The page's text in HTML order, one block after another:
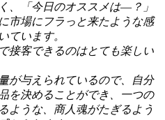
、「今日のオススメは―？」
市場にフラっと来たような感
ています。
接客できるのはとても楽しい
が与えられているので、自分
を決めることができ、一つの
ような、商人魂がたぎるよう